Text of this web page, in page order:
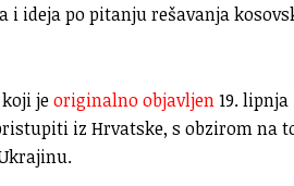
ideja po pitanju rešavanja
jeoriginalno objavljen19. lipnja
iz Hrvatske, s obzirom na